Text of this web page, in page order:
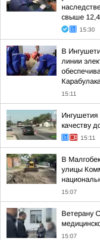
свыше
15:30
В
линии
15:11
Ингушетия
качеству
15:11
В
улицы
15:07
Ветерану
15:07